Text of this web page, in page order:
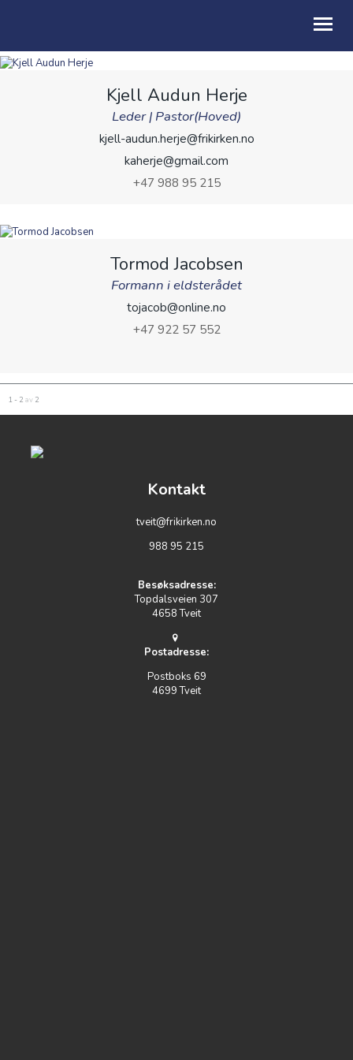
NYHETER
Kjell Audun Herje
Leder| Pastor(Hoved)
kjell-audun.herje@frikirken.no
kaherje@gmail.com
+47 988 95 215
Tormod Jacobsen
Formann i eldsterådet
tojacob@online.no
+47 922 57 552
1 - 2av 2
Kontakt
tveit@frikirken.no
988 95 215
Besøksadresse:
Topdalsveien 307
4658 Tveit
Postadresse:
Postboks 69
4699 Tveit